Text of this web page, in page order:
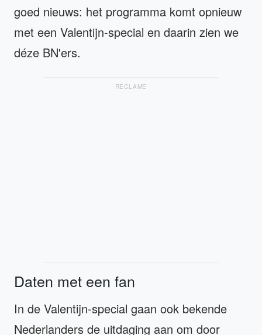
goed nieuws: het programma komt opnieuw
met een Valentijn-special en daarin zien we
déze BN'ers.
RECLAME
Daten met een fan
In de Valentijn-special gaan ook bekende
Nederlanders de uitdaging aan om door